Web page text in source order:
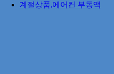
계절상품,에어컨 부동액